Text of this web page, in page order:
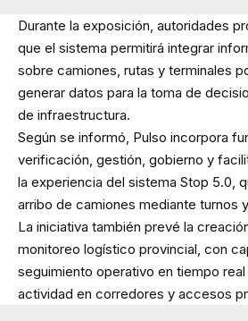
Durante la exposición, autoridades
que el sistema permitirá integrar
sobre camiones, rutas y terminales
generar datos para la toma de
de infraestructura.
Según se informó, Pulso incorpora
verificación, gestión, gobierno y
la experiencia del sistema Stop 5.0,
arribo de camiones mediante turnos
La iniciativa también prevé la
monitoreo logístico provincial, con
seguimiento operativo en tiempo
actividad en corredores y accesos